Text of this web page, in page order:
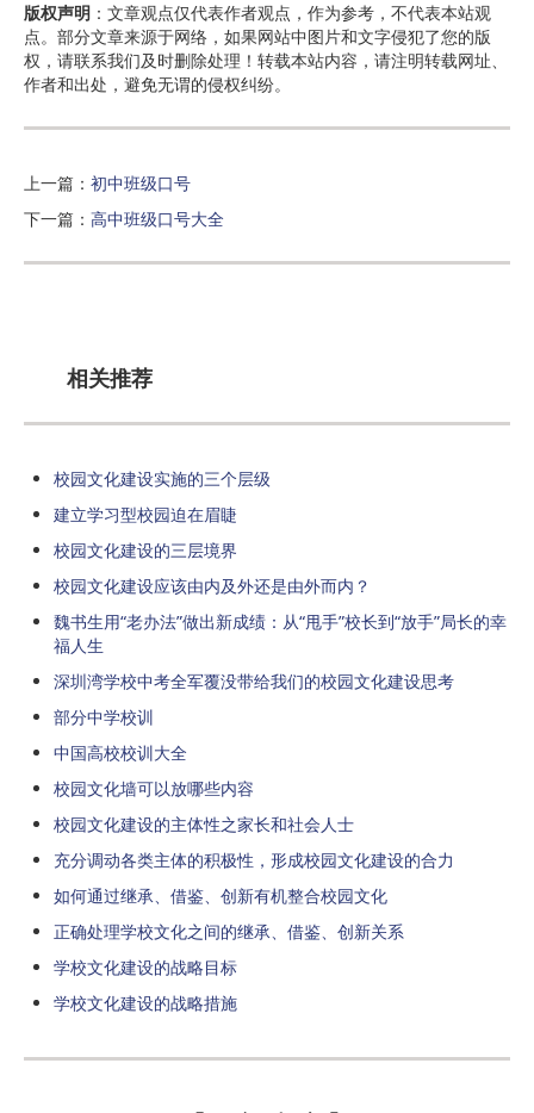
版权声明 ：文章观点仅代表作者观点，作为参考，不代表本站观
点。部分文章来源于网络，如果网站中图片和文字侵犯了您的版
权，请联系我们及时删除处理！转载本站内容，请注明转载网址、
作者和出处，避免无谓的侵权纠纷。
上一篇： 初中班级口号
下一篇： 高中班级口号大全
相关推荐
校园文化建设实施的三个层级
建立学习型校园迫在眉睫
校园文化建设的三层境界
校园文化建设应该由内及外还是由外而内？
魏书生用“老办法”做出新成绩：从“甩手”校长到“放手”局长的幸
福人生
深圳湾学校中考全军覆没带给我们的校园文化建设思考
部分中学校训
中国高校校训大全
校园文化墙可以放哪些内容
校园文化建设的主体性之家长和社会人士
充分调动各类主体的积极性，形成校园文化建设的合力
如何通过继承、借鉴、创新有机整合校园文化
正确处理学校文化之间的继承、借鉴、创新关系
学校文化建设的战略目标
学校文化建设的战略措施